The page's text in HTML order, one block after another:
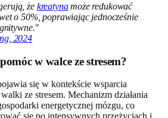
że kreatynamoże redukować
o 50%, poprawiając jednocześnie
2024
w walce ze stresem?
się w kontekście wsparcia
ze stresem. Mechanizm działania
energetycznej mózgu, co